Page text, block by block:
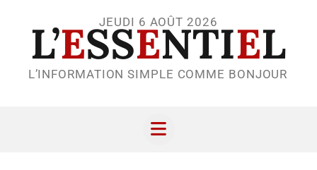
JEUDI 6 AOÛT 2026
L’ESSENTIEL
L’INFORMATION SIMPLE COMME BONJOUR